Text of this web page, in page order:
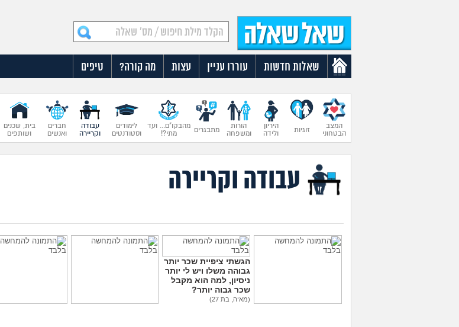
שאלות חדשות עוררו עניין עצות מה קורה? טיפים
המצב
הבטחוני
זוגיות
היריון
ולידה
הורות
ומשפחה
מתבגרים
מהבקו"ם... ועד
מתי?!
לימודים
וסטודנטים
עבודה
וקריירה
חברים
ואנשים
בית, שכנים
ושותפים
עבודה וקריירה
הגשתי ציפיית שכר יותר
גבוהה משלו ויש לי יותר
ניסיון, למה הוא מקבל
שכר גבוה יותר?
(מאיה, בת 27)